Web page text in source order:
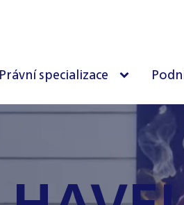
Právní specializace